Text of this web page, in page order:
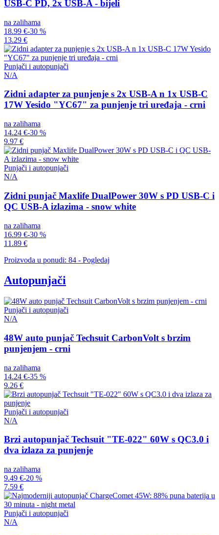
USB-C PD, 2x USB-A - bijeli
na zalihama
18.99 €-30 %
13.29 €
Punjači i autopunjači
N/A
Zidni adapter za punjenje s 2x USB-A n 1x USB-C
17W Yesido "YC67" za punjenje tri uređaja - crni
na zalihama
14.24 €-30 %
9.97 €
Punjači i autopunjači
N/A
Zidni punjač Maxlife DualPower 30W s PD USB-C i
QC USB-A izlazima - snow white
na zalihama
16.99 €-30 %
11.89 €
Proizvoda u ponudi: 84 - Pogledaj
Autopunjači
Punjači i autopunjači
N/A
48W auto punjač Techsuit CarbonVolt s brzim
punjenjem - crni
na zalihama
14.24 €-35 %
9.26 €
Punjači i autopunjači
N/A
Brzi autopunjač Techsuit "TE-022" 60W s QC3.0 i
dva izlaza za punjenje
na zalihama
9.49 €-20 %
7.59 €
Punjači i autopunjači
N/A